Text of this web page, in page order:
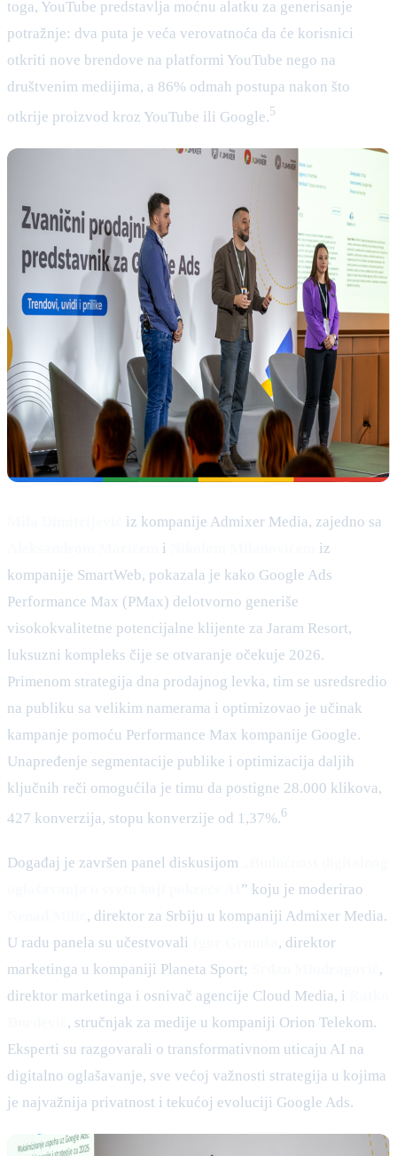
toga, YouTube predstavlja moćnu alatku za generisanje
potražnje: dva puta je veća verovatnoća da će korisnici
otkriti nove brendove na platformi YouTube nego na
društvenim medijima, a 86% odmah postupa nakon što
otkrije proizvod kroz YouTube ili Google.5
iz kompanije Admixer Media, zajedno sa
i
iz
kompanije SmartWeb, pokazala je kako Google Ads
Performance Max (PMax) delotvorno generiše
visokokvalitetne potencijalne klijente za Jaram Resort,
luksuzni kompleks čije se otvaranje očekuje 2026.
Primenom strategija dna prodajnog levka, tim se usredsredio
na publiku sa velikim namerama i optimizovao je učinak
kampanje pomoću Performance Max kompanije Google.
Unapređenje segmentacije publike i optimizacija daljih
ključnih reči omogućila je timu da postigne 28.000 klikova,
427 konverzija, stopu konverzije od 1,37%.6
Događaj je završen panel diskusijom
” koju je moderirao
, direktor za Srbiju u kompaniji Admixer Media.
U radu panela su učestvovali
, direktor
marketinga u kompaniji Planeta Sport;
,
direktor marketinga i osnivač agencije Cloud Media, i
, stručnjak za medije u kompaniji Orion Telekom.
Eksperti su razgovarali o transformativnom uticaju AI na
digitalno oglašavanje, sve većoj važnosti strategija u kojima
je najvažnija privatnost i tekućoj evoluciji Google Ads.